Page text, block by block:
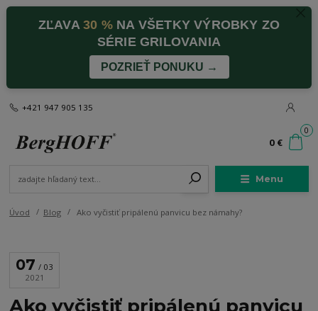
ZĽAVA30 %NA VŠETKY VÝROBKY ZO
SÉRIE GRILOVANIA
POZRIEŤ PONUKU →
Menu
+421 947 905 135
0
0 €
Úvod Blog Ako vyčistiť pripálenú panvicu bez námahy?
07
03
2021
Ako vyčistiť pripálenú panvicu